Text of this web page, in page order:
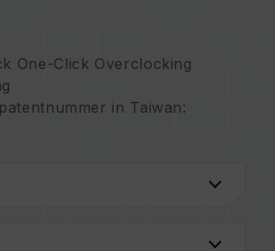
One-Click Overclocking
in Taiwan:
hochwertige,
Wärmeableitung